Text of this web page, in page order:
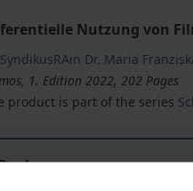
Nutzung von
SyndikusRAin Dr. Maria
1. Edition 2022, 202 Pages
product is part of the series